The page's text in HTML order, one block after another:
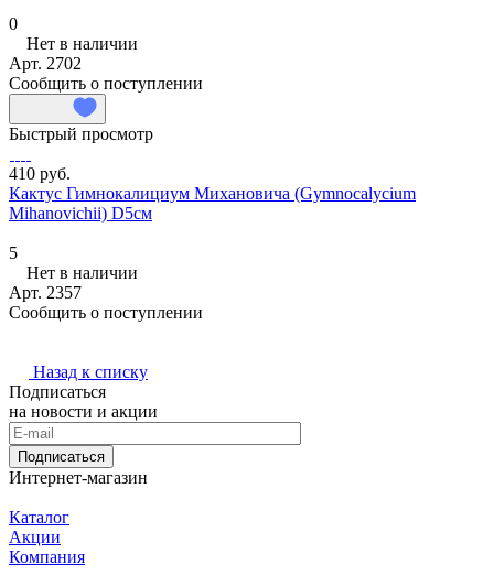
0
Нет в наличии
Арт. 2702
Сообщить о поступлении
Быстрый просмотр
410 руб.
Кактус Гимнокалициум Михановича (Gymnocalycium
Mihanovichii) D5см
5
Нет в наличии
Арт. 2357
Сообщить о поступлении
Назад к списку
Подписаться
на новости и акции
Подписаться
Интернет-магазин
Каталог
Акции
Компания